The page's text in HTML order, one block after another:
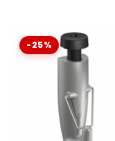
-25%